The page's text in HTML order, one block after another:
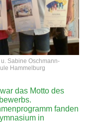
Sabine Oschmann-
Hammelburg
das Motto des
fanden
in